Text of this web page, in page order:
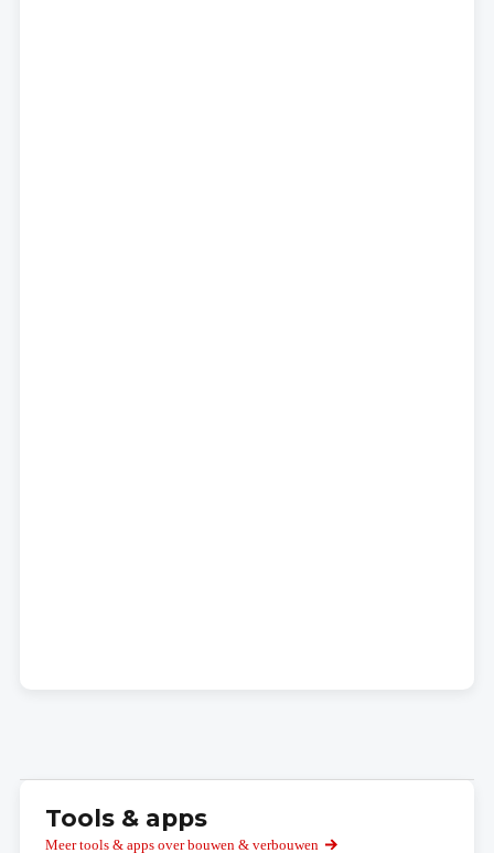
Tools & apps
Meer tools & apps over bouwen & verbouwen